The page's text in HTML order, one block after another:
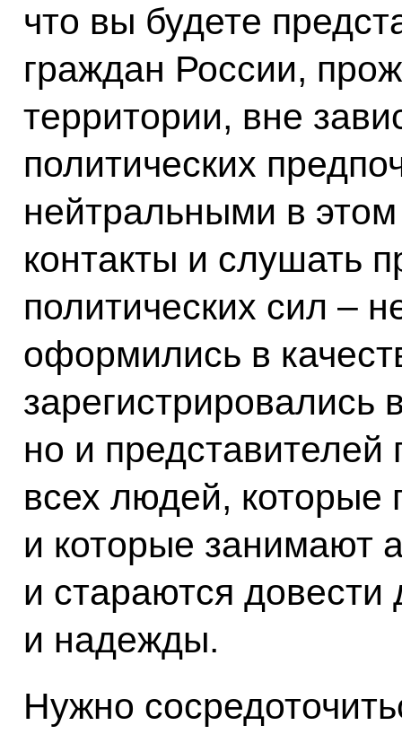
что вы будете
граждан России,
территории, вне
политических
нейтральными в
контакты и слушать
политических сил –
оформились в
зарегистрировались
но и представителей
всех людей, которые
и которые занимают
и стараются довести
и надежды.
Нужно